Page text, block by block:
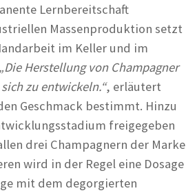
Lernbereitschaft
Massenproduktion setzt
im Keller und im
„Die Herstellung von Champagner
zu entwickeln.“, erläutert
Geschmack bestimmt. Hinzu
freigegeben
drei Champagnern der Marke
wird in der Regel eine Dosage
mit dem degorgierten